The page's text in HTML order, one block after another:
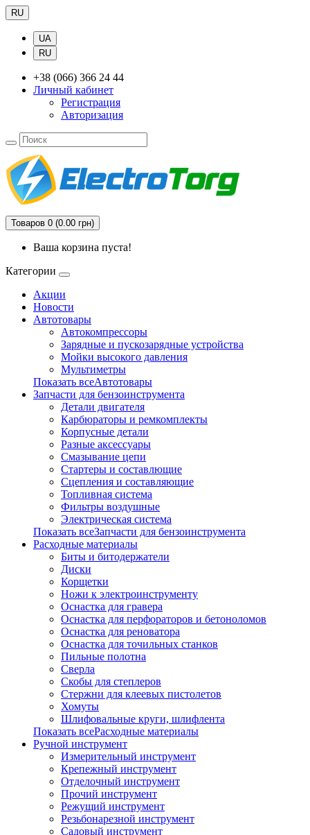
RU
UA
RU
+38 (066) 366 24 44
Личный кабинет
Регистрация
Авторизация
Товаров 0 (0.00 грн)
Ваша корзина пуста!
Категории
Акции
Новости
Автотовары
Автокомпрессоры
Зарядные и пускозарядные устройства
Мойки высокого давления
Мультиметры
Показать всеАвтотовары
Запчасти для бензоинструмента
Детали двигателя
Карбюраторы и ремкомплекты
Корпусные детали
Разные аксессуары
Смазывание цепи
Стартеры и составлющие
Сцепления и составляющие
Топливная система
Фильтры воздушные
Электрическая система
Показать всеЗапчасти для бензоинструмента
Расходные материалы
Биты и битодержатели
Диски
Корщетки
Ножи к электроинструменту
Оснастка для гравера
Оснастка для перфораторов и бетоноломов
Оснастка для реноватора
Оснастка для точильных станков
Пильные полотна
Сверла
Скобы для степлеров
Стержни для клеевых пистолетов
Хомуты
Шлифовальные круги, шлифлента
Показать всеРасходные материалы
Ручной инструмент
Измерительный инструмент
Крепежный инструмент
Отделочный инструмент
Прочий инструмент
Режущий инструмент
Резьбонарезной инструмент
Садовый инструмент